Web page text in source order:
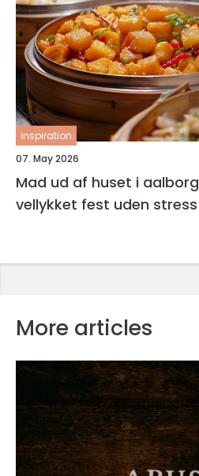
inspiration
07. May 2026
Mad ud af huset i aalborg sådan får du en
vellykket fest uden stress
More articles